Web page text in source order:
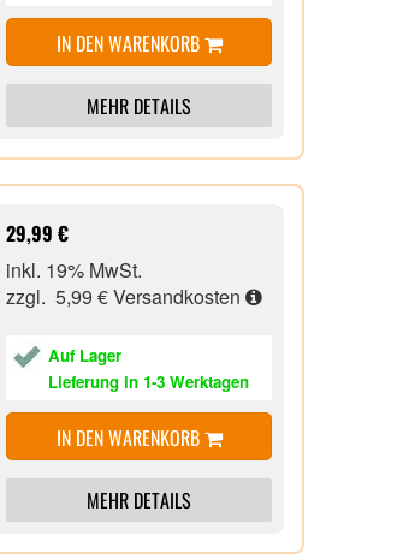
IN DEN WARENKORB
MEHR DETAILS
29,99 €
inkl. 19% MwSt.
zzgl. 5,99 €Versandkosten
Auf Lager
Lieferung in 1-3 Werktagen
IN DEN WARENKORB
MEHR DETAILS